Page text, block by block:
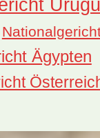
Ägypten